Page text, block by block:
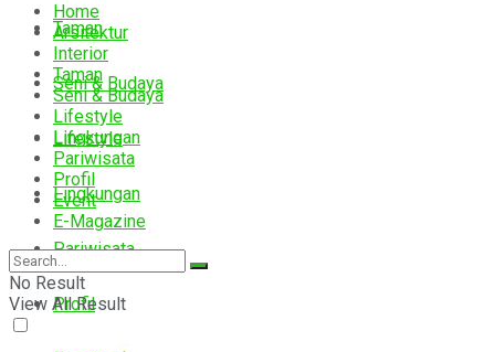
Taman
Seni & Budaya
Lifestyle
Lingkungan
Pariwisata
Profil
Home
Arsitektur
Interior
Taman
Seni & Budaya
Lifestyle
Lingkungan
Pariwisata
Profil
Event
E-Magazine
No Result
View All Result